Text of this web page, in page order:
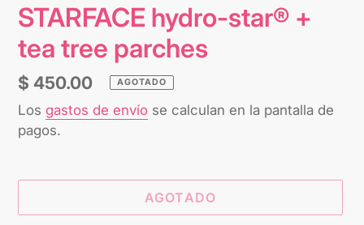
STARFACE hydro-star® +
tea tree parches
Precio
habitual
$ 450.00 AGOTADO
Los gastos de envío se calculan en la pantalla de
pagos.
AGOTADO